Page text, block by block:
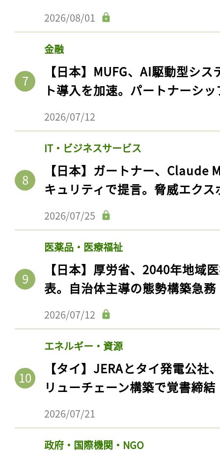
2026/08/01
金融
【日本】MUFG、AI駆動型シ
ト導入を加速。パートナーシ
2026/07/12
IT・ビジネスサービス
【日本】ガートナー、Claude
キュリティで提言。脅威エク
2026/07/25
医薬品・医療福祉
【日本】厚労省、2040年地域
表。自治体主導の態勢構築急務
2026/07/12
エネルギー・資源
【タイ】JERAとタイ発電公社
リューチェーン構築で覚書締結
2026/07/21
政府・国際機関・NGO
記事をお気に入りに
ログインが必
ログイン